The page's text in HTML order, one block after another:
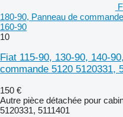
180-90, Panneau de
160-90
10
Fiat 115-90, 130-90, 140-
commande 5120 5120331,
150 €
Autre pièce détachée pour
5120331, 5111401